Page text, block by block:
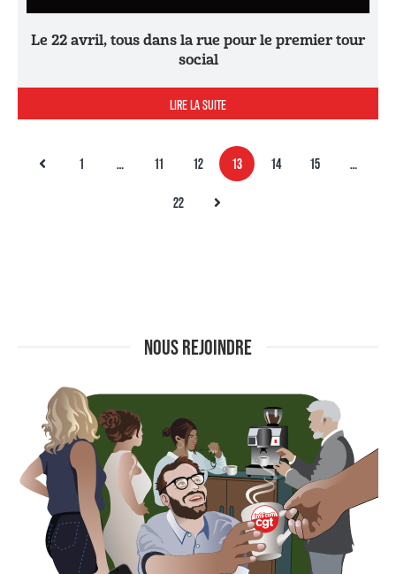
Le 22 avril, tous dans la rue pour le premier tour
social
LIRE LA SUITE
1 … 11 12 13 14 15 …
22
NOUS REJOINDRE